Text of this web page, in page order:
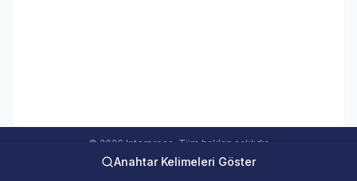
Anahtar Kelimeleri Göster
© 2026 Interpress. Tüm hakları saklıdır.
interweb Online Medya Takip Sistemi Ver 5.00